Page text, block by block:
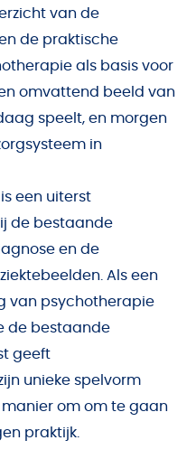
van de
de praktische
als basis voor
omvattend beeld van
speelt, en morgen
in
een uiterst
de bestaande
en de
Als een
van psychotherapie
de bestaande
geeft
unieke spelvorm
om om te gaan
praktijk.